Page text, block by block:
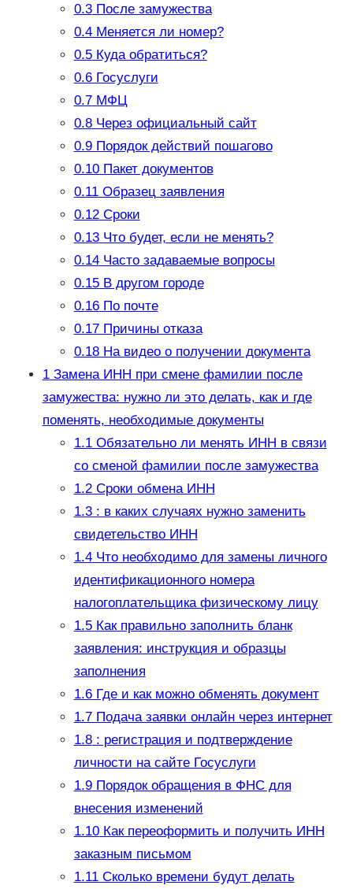
0.3После замужества
0.4Меняется ли номер?
0.5Куда обратиться?
0.6Госуслуги
0.7МФЦ
0.8Через официальный сайт
0.9Порядок действий пошагово
0.10Пакет документов
0.11Образец заявления
0.12Сроки
0.13Что будет, если не менять?
0.14Часто задаваемые вопросы
0.15В другом городе
0.16По почте
0.17Причины отказа
0.18На видео о получении документа
1Замена ИНН при смене фамилии после
замужества: нужно ли это делать, как и где
поменять, необходимые документы
1.1Обязательно ли менять ИНН в связи
со сменой фамилии после замужества
1.2Сроки обмена ИНН
1.3: в каких случаях нужно заменить
свидетельство ИНН
1.4Что необходимо для замены личного
идентификационного номера
налогоплательщика физическому лицу
1.5Как правильно заполнить бланк
заявления: инструкция и образцы
заполнения
1.6Где и как можно обменять документ
1.7Подача заявки онлайн через интернет
1.8: регистрация и подтверждение
личности на сайте Госуслуги
1.9Порядок обращения в ФНС для
внесения изменений
1.10Как переоформить и получить ИНН
заказным письмом
1.11Сколько времени будут делать